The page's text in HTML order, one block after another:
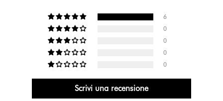
6
0
0
0
0
Scrivi una recensione